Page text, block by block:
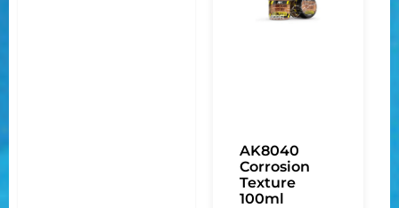
AK8040
Corrosion
Texture
100ml